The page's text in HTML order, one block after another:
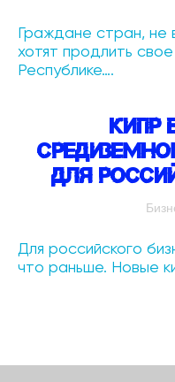
Граждане стран, не
хотят продлить
Республике….
Кипр
для
Для российского
что раньше. Новые